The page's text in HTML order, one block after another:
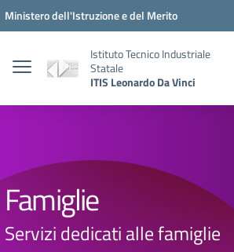
Vai ai contenuti
Vai al menu di navigazione
Vai al footer
Ministero dell'Istruzione e del Merito
Istituto Tecnico Industriale
Statale
ITIS Leonardo Da Vinci
Famiglie
Servizi dedicati alle famiglie